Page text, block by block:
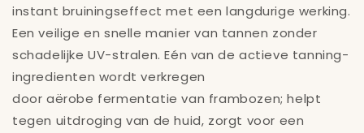
instant bruiningseffect met een langdurige werking.
Een veilige en snelle manier van tannen zonder
schadelijke UV-stralen. Eén van de actieve tanning-
ingredienten wordt verkregen
door aërobe fermentatie van frambozen; helpt
tegen uitdroging van de huid, zorgt voor een